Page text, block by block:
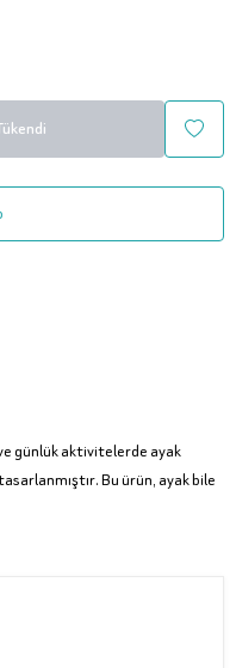
günlük aktivitelerde ayak
Bu ürün, ayak bile